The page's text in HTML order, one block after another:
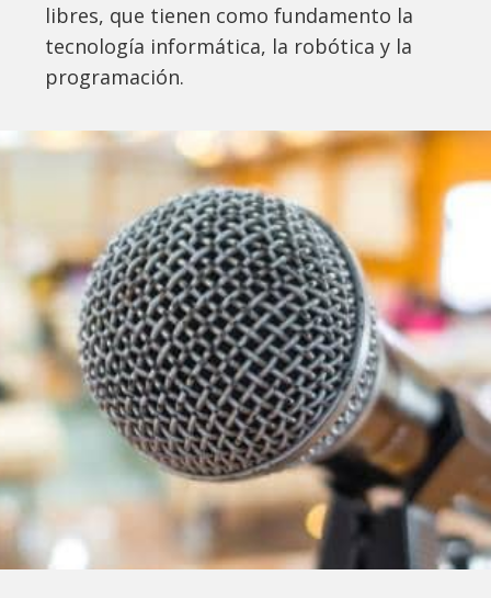
libres, que tienen como fundamento la
tecnología informática, la robótica y la
programación.